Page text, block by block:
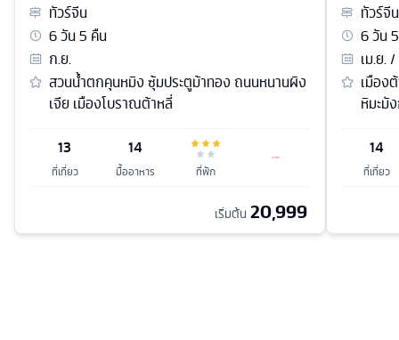
ทัวร์จีน
6วัน5 คืน
ก.ย.
สวนน้ำตกคุนหมิง ซุ้มประตูม้าทอง ถนนหนานผิง
เจีย เมืองโบราณต้าหลี่
13
ที่เที่ยว
14
มื้ออาหาร ที่พัก
เริ่มต้น 20,999
ทัวร์จีน
6วัน5
เม.ย.
เมือง
หิมะมั
14
ที่เที่ยว